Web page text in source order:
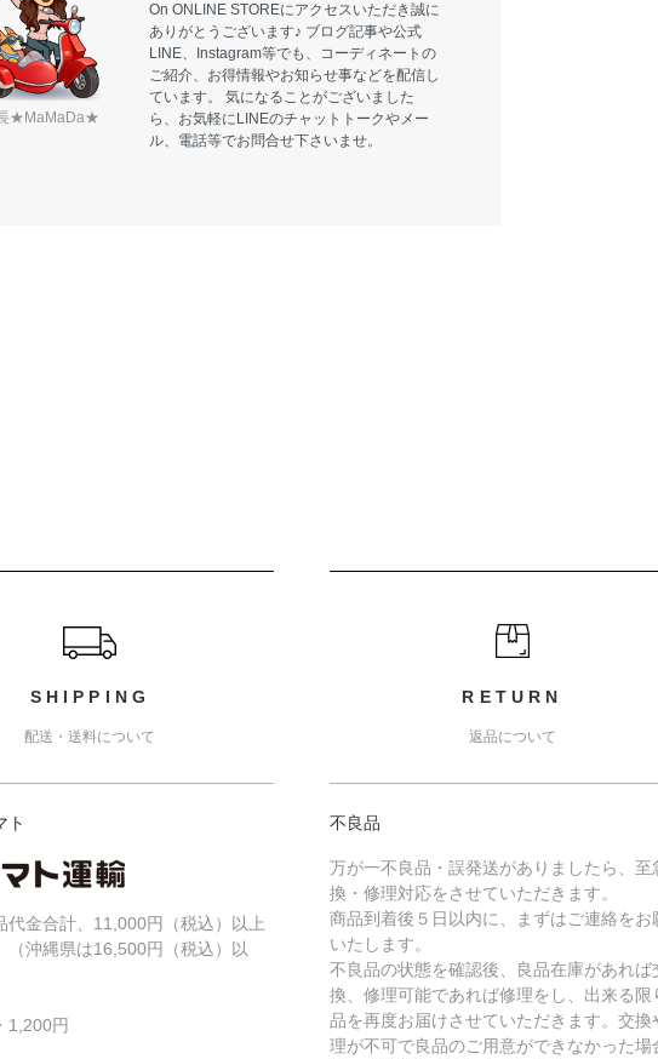
★MaMaDa★
On ONLINE STOREにアクセスいただき誠に
ありがとうございます♪ ブログ記事や公式
LINE、Instagram等でも、コーディネートの
ご紹介、お得情報やお知らせ事などを配信し
ています。 気になることがございました
ら、お気軽にLINEのチャットトークやメー
ル、電話等でお問合せ下さいませ。
イド
SHIPPING
配送・送料について
ト
金合計、11,000円（税込）以上
（沖縄県は16,500円（税込）以
1,200円
RETURN
返品について
不良品
万が一不良品・誤発送がありましたら、至
換・修理対応をさせていただきます。
商品到着後５日以内に、まずはご連絡をお
いたします。
不良品の状態を確認後、良品在庫があれば
換、修理可能であれば修理をし、出来る限
品を再度お届けさせていただきます。交換
理が不可で良品のご用意ができなかった場